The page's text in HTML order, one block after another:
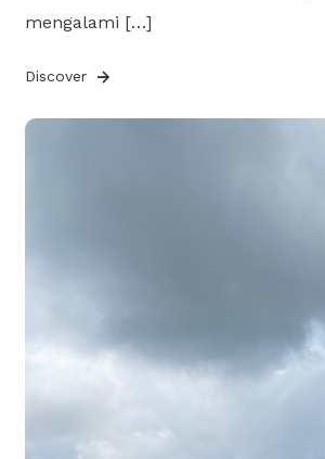
mengalami […]
Discover